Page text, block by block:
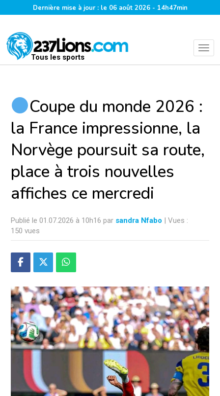
Dernière mise à jour : le 06 août 2026 - 14h47min
Tous les sports
Coupe du monde 2026 :
la France impressionne, la
Norvège poursuit sa route,
place à trois nouvelles
affiches ce mercredi
Publié le 01.07.2026 à 10h16 par sandra Nfabo | Vues :
150 vues